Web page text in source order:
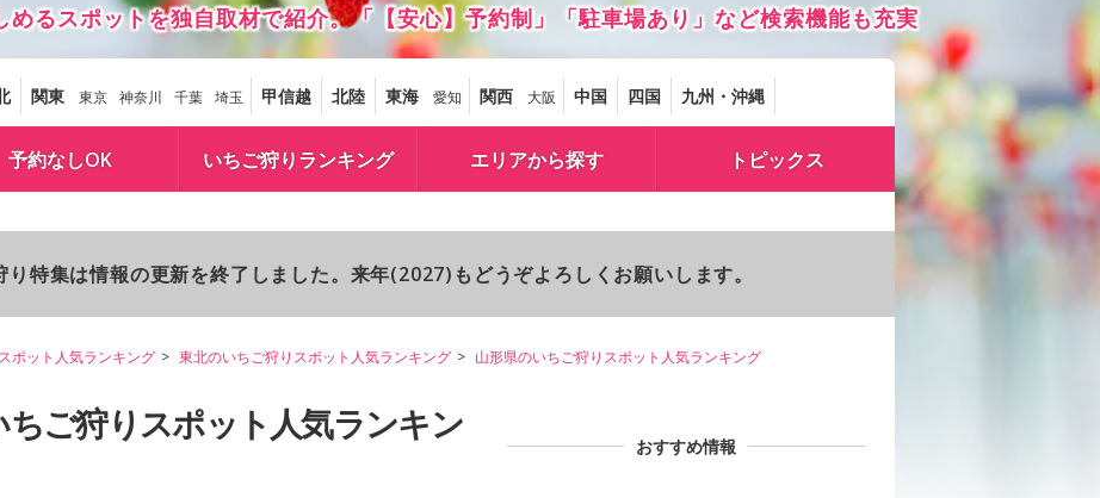
るスポットを独自取材で紹介。「【安心】予約制」「駐車場あり」など検索機能も充実
関東 東京 神奈川 千葉 埼玉 甲信越 北陸 東海 愛知 関西 大阪 中国 四国 九州・沖縄
予約なしOK いちご狩りランキング エリアから探す トピックス
特集は情報の更新を終了しました。来年(2027)もどうぞよろしくお願いします。
ポット人気ランキング 東北のいちご狩りスポット人気ランキング 山形県のいちご狩りスポット人気ランキング
ちご狩りスポット人気ランキン
おすすめ情報